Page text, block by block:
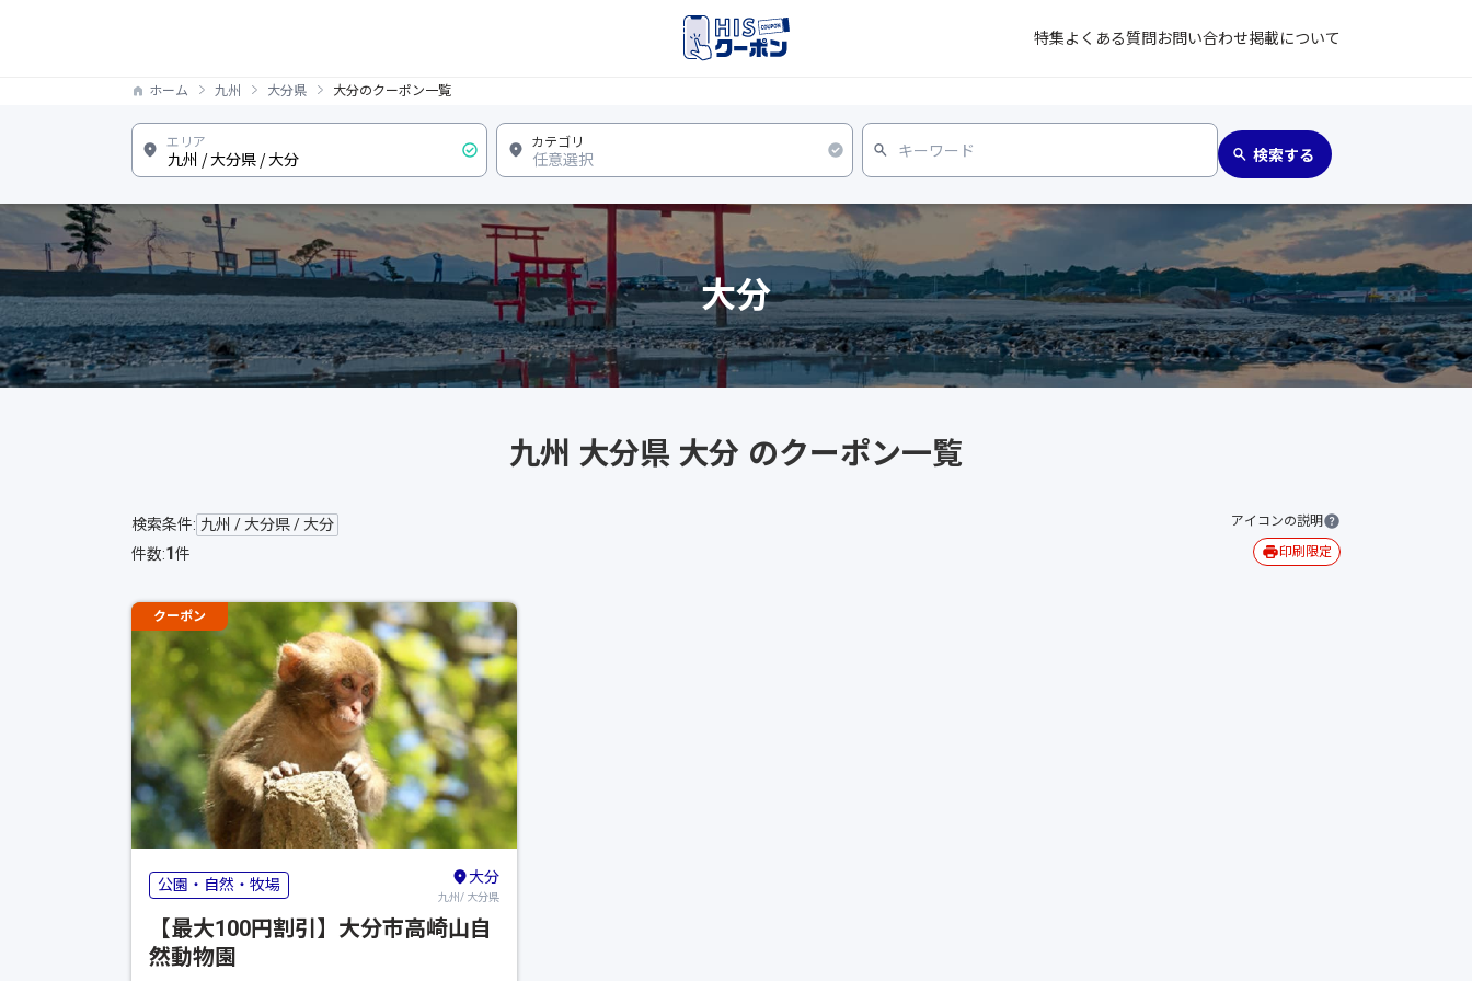
特集よくある質問お問い合わせ掲載について
ホーム 九州 大分県 大分のクーポン一覧
大分
九州 大分県 大分 のクーポン一覧
検索条件: 九州 / 大分県 / 大分
件数:1件
アイコンの説明
印刷限定
クーポン
公園・自然・牧場 大分
九州/ 大分県
【最大100円割引】大分市高崎山自
然動物園